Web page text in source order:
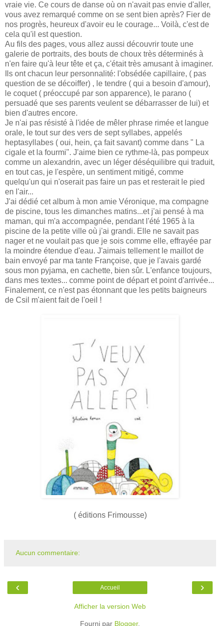
vraie vie. Ce cours de danse où on n'avait pas envie d'aller,
vous avez remarqué comme on se sent bien après? Fier de
nos progrès, heureux d'avoir eu le courage... Voilà, c'est de
cela qu'il est question.
Au fils des pages, vous allez aussi découvrir toute une
galerie de portraits, des bouts de choux très déterminés à
n'en faire qu'à leur tête et ça, c'était très amusant à imaginer.
Ils ont chacun leur personnalité: l'obsédée capillaire, ( pas
question de se décoiffer) , le tendre ( qui a besoin d'amour),
le coquet ( préoccupé par son apparence), le parano (
persuadé que ses parents veulent se débarrasser de lui) et
bien d'autres encore.
Je n'ai pas résisté à l'idée de mêler phrase rimée et langue
orale, le tout sur des vers de sept syllabes, appelés
heptasyllabes ( oui, hein, ça fait savant) comme dans " La
cigale et la fourmi". J'aime bien ce rythme-là, pas pompeux
comme un alexandrin, avec un léger déséquilibre qui traduit,
en tout cas, je l'espère, un sentiment mitigé, comme
quelqu'un qui n'oserait pas faire un pas et resterait le pied
en l'air...
J'ai dédié cet album à mon amie Véronique, ma compagne
de piscine, tous les dimanches matins...et j'ai pensé à ma
maman, qui m'a accompagnée, pendant l'été 1965 à la
piscine de la petite ville où j'ai grandi. Elle ne savait pas
nager et ne voulait pas que je sois comme elle, effrayée par
la moindre étendue d'eau. J'aimais tellement le maillot de
bain envoyé par ma tante Françoise, que je l'avais gardé
sous mon pyjama, en cachette, bien sûr. L'enfance toujours,
dans mes textes... comme point de départ et point d'arrivée...
Finalement, ce n'est pas étonnant que les petits baigneurs
de Csil m'aient fait de l'oeil !
( éditions Frimousse)
Aucun commentaire:
‹ ›
Accueil
Afficher la version Web
Fourni par Blogger.